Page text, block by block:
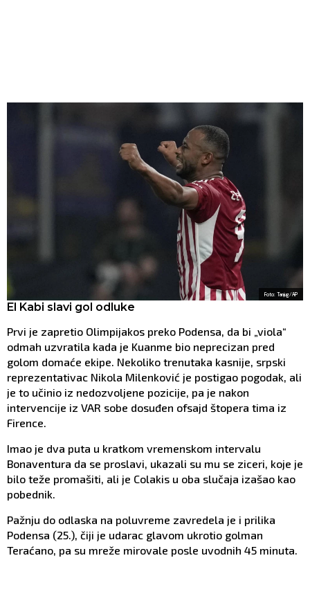
Foto: Tanjug/AP
El Kabi slavi gol odluke
Prvi je zapretio Olimpijakos preko Podensa, da bi „viola“
odmah uzvratila kada je Kuanme bio neprecizan pred
golom domaće ekipe. Nekoliko trenutaka kasnije, srpski
reprezentativac Nikola Milenković je postigao pogodak, ali
je to učinio iz nedozvoljene pozicije, pa je nakon
intervencije iz VAR sobe dosuđen ofsajd štopera tima iz
Firence.
Imao je dva puta u kratkom vremenskom intervalu
Bonaventura da se proslavi, ukazali su mu se ziceri, koje je
bilo teže promašiti, ali je Colakis u oba slučaja izašao kao
pobednik.
Pažnju do odlaska na poluvreme zavredela je i prilika
Podensa (25.), čiji je udarac glavom ukrotio golman
Teraćano, pa su mreže mirovale posle uvodnih 45 minuta.